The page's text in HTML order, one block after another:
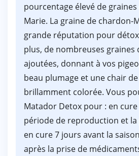
pourcentage élevé de
Marie. La graine de chardon-
grande réputation pour
plus, de nombreuses graines
ajoutées, donnant à vos
beau plumage et une chair
brillamment colorée. Vous
Matador Detox pour : en
période de reproduction et
en cure 7 jours avant la
après la prise de